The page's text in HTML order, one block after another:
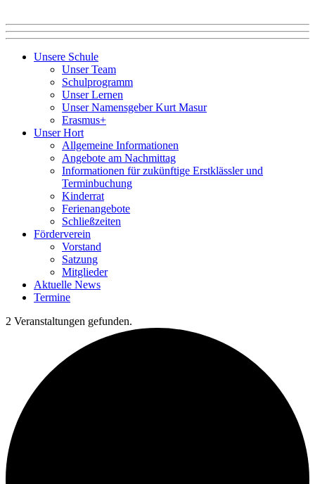
Unsere Schule
Unser Team
Schulprogramm
Unser Lernen
Unser Namensgeber Kurt Masur
Erasmus+
Unser Hort
Allgemeine Informationen
Angebote am Nachmittag
Informationen für zukünftige Erstklässler und
Terminbuchung
Kinderrat
Ferienangebote
Schließzeiten
Förderverein
Vorstand
Satzung
Mitglieder
Aktuelle News
Termine
2 Veranstaltungen gefunden.